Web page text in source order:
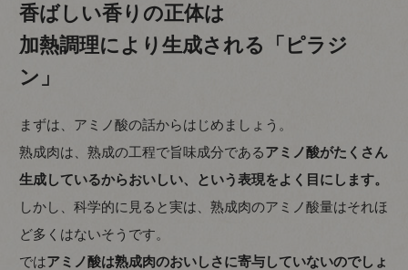
香ばしい香りの正体は
加熱調理により生成される「ピラジ
ン」
まずは、アミノ酸の話からはじめましょう。
熟成肉は、熟成の工程で旨味成分であるアミノ酸がたくさん
生成しているからおいしい、という表現をよく目にします。
しかし、科学的に見ると実は、熟成肉のアミノ酸量はそれほ
ど多くはないそうです。
ではアミノ酸は熟成肉のおいしさに寄与していないのでしょ